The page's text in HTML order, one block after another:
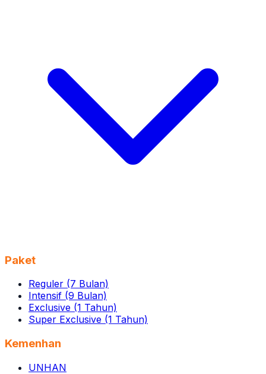
Paket
Reguler (7 Bulan)
Intensif (9 Bulan)
Exclusive (1 Tahun)
Super Exclusive (1 Tahun)
Kemenhan
UNHAN